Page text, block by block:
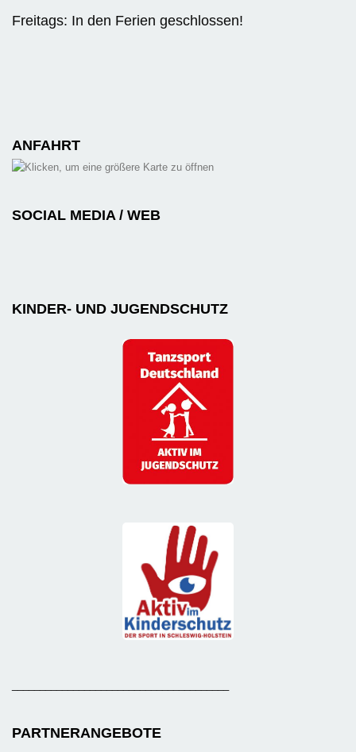
Freitags: In den Ferien geschlossen!
ANFAHRT
SOCIAL MEDIA / WEB
KINDER- UND JUGENDSCHUTZ
PARTNERANGEBOTE